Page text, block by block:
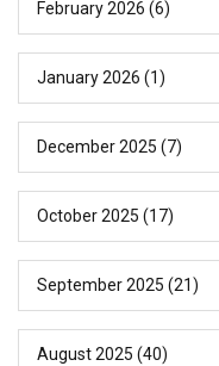
February 2026 (6)
January 2026 (1)
December 2025 (7)
October 2025 (17)
September 2025 (21)
August 2025 (40)